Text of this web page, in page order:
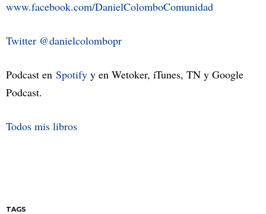
www.facebook.com/DanielColomboComunidad
Twitter @danielcolombopr
Podcast en Spotify y en Wetoker, iTunes, TN y Google
Podcast.
Todos mis libros
TAGS